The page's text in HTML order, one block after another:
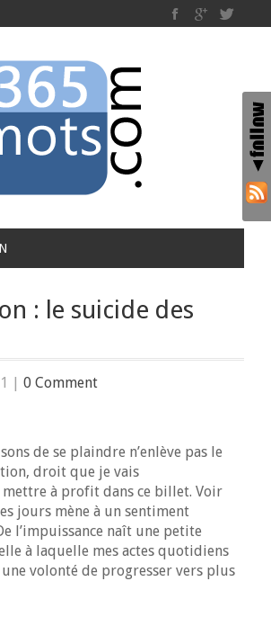
: le suicide des
| 0 Comment
de se plaindre n’enlève pas le
droit que je vais
à profit dans ce billet. Voir
jours mène à un sentiment
l’impuissance naît une petite
à laquelle mes actes quotidiens
volonté de progresser vers plus